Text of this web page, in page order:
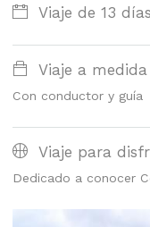
Viaje de 13 días
Viaje a
Con conductor y guía
Viaje para
Dedicado a conocer